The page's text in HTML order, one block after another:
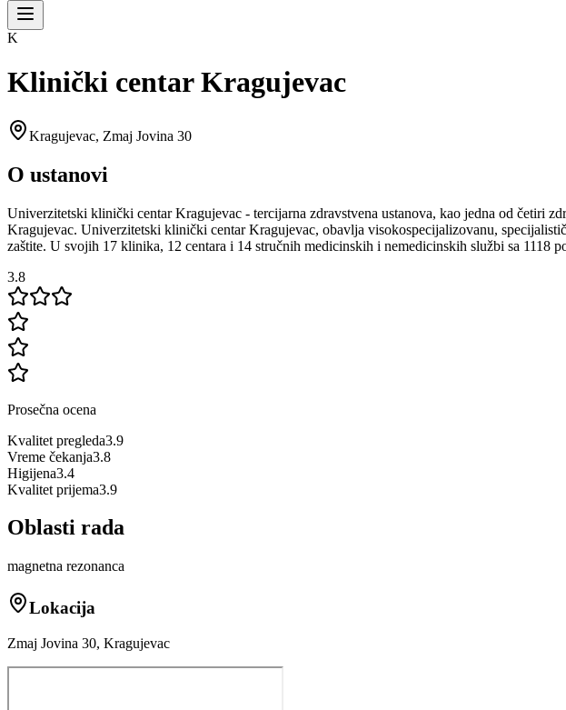
K
Klinički centar Kragujevac
Kragujevac, Zmaj Jovina 30
O ustanovi
Univerzitetski klinički centar Kragujevac - tercijarna zdravstvena ustanova, kao jedna od četiri
Kragujevac. Univerzitetski klinički centar Kragujevac, obavlja visokospecijalizovanu,
zaštite. U svojih 17 klinika, 12 centara i 14 stručnih medicinskih i nemedicinskih službi sa 1118
3.8
Prosečna ocena
Kvalitet pregleda3.9
Vreme čekanja3.8
Higijena3.4
Kvalitet prijema3.9
Oblasti rada
magnetna rezonanca
Lokacija
Zmaj Jovina 30, Kragujevac